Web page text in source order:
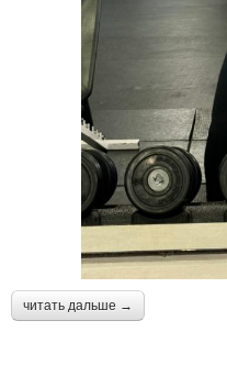
читать дальше →